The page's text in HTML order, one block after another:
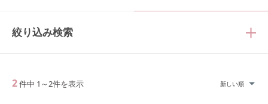
絞り込み検索
2件中 1 ～2件を表示 新しい順